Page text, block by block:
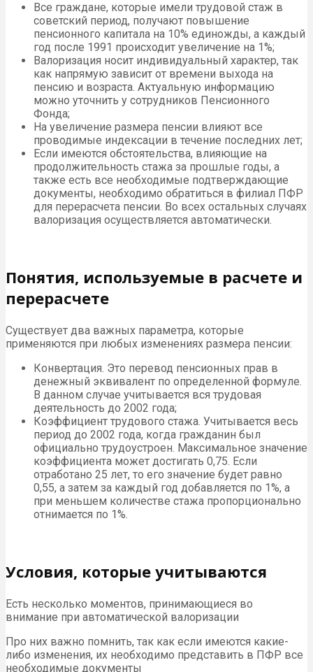
Все граждане, которые имели трудовой стаж в
советский период, получают повышение
пенсионного капитала на 10% единожды, а каждый
год после 1991 происходит увеличение на 1%;
Валоризация носит индивидуальный характер, так
как напрямую зависит от времени выхода на
пенсию и возраста. Актуальную информацию
можно уточнить у сотрудников Пенсионного
Фонда;
На увеличение размера пенсии влияют все
проводимые индексации в течение последних лет;
Если имеются обстоятельства, влияющие на
продолжительность стажа за прошлые годы, а
также есть все необходимые подтверждающие
документы, необходимо обратиться в филиал ПФР
для перерасчета пенсии. Во всех остальных случаях
валоризация осуществляется автоматически.
Понятия, используемые в расчете и
перерасчете
Существует два важных параметра, которые
применяются при любых изменениях размера пенсии:
Конвертация. Это перевод пенсионных прав в
денежный эквивалент по определенной формуле.
В данном случае учитывается вся трудовая
деятельность до 2002 года;
Коэффициент трудового стажа. Учитывается весь
период до 2002 года, когда гражданин был
официально трудоустроен. Максимальное значение
коэффициента может достигать 0,75. Если
отработано 25 лет, то его значение будет равно
0,55, а затем за каждый год добавляется по 1%, а
при меньшем количестве стажа пропорционально
отнимается по 1%.
Условия, которые учитываются
Есть несколько моментов, принимающиеся во
внимание при автоматической валоризации
Про них важно помнить, так как если имеются какие-
либо изменения, их необходимо представить в ПФР все
необходимые документы